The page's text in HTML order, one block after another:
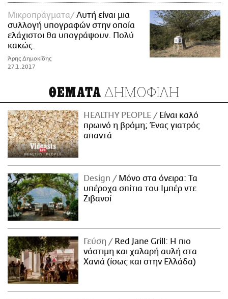
Mικροπράγματα
Αυτή είναι μια
συλλογή υπογραφών στην οποία
ελάχιστοι θα υπογράψουν. Πολύ
κακώς.
Άρης Δημοκίδης
27.1.2017
ΘΕΜΑΤΑ ΔΗΜΟΦΙΛΗ
HEALTHY PEOPLE
Είναι καλό
πρωινό η βρόμη; Ένας γιατρός
απαντά
Design
Μόνο στα όνειρα: Τα
υπέροχα σπίτια του Ιμπέρ ντε
Ζιβανσί
Γεύση
Red Jane Grill: Η πιο
νόστιμη και χαλαρή αυλή στα
Χανιά (ίσως και στην Ελλάδα)